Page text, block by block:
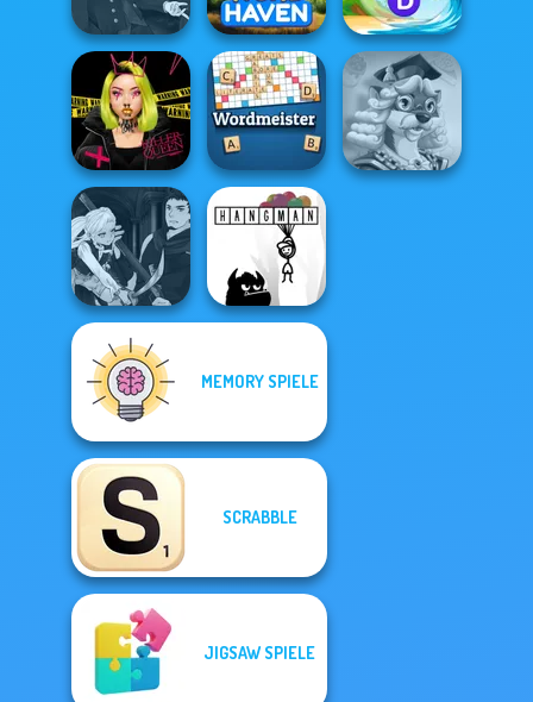
Manga Creator
Vampire Hunter
P...
Word Haven
Word Connect
Puzzle
Urban Glam
Warriors
Wordmeister
Manga Creator
Vampire Hunter
P...
MEMORY SPIELE
SCRABBLE
JIGSAW SPIELE